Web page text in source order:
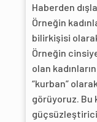
Haberden
Örneğin
bilirkişisi
Örneğin
olan
“kurban”
görüyoruz. Bu